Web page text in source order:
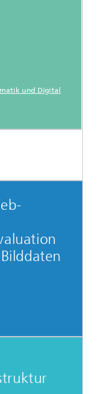
und Digital